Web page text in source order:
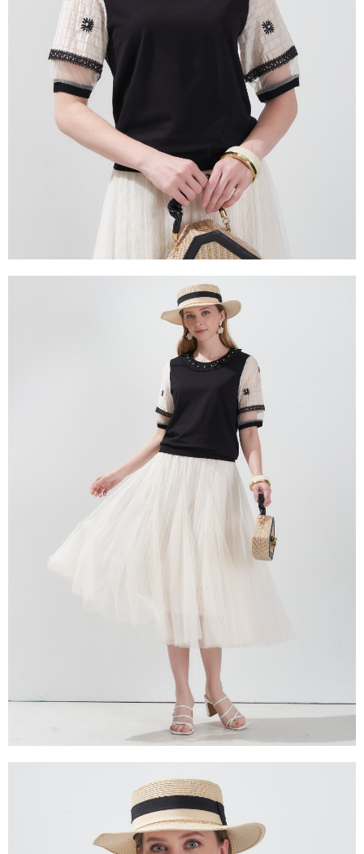
2.基於同意付款使用「大哥付你分期」之契約關係目的，商店將以您的個人
資料（包含姓名、電話或地址）提供予台灣大哥大進項蒐集、處理及利用，
由本公司與您本人進行分期帳單所需資料之確認、核對及更正。
3.完整用戶服務條款，請詳閱以下連結：
https://oppay.tw/userRule
後付繳納相關費用。
※ 交易是否成功請以「AFTEE先享後付 」之結帳頁面顯示為準，若有關於
是否繳費成功／繳費後需取消欲退款等相關疑問，請聯繫「AFTEE先享後付
客戶支援中心」 https://netprotections.freshdesk.com/support/home
【注意事項】
１．透過由恩沛科技股份有限公司提供之「AFTEE先享後付」服務完成之交
易，需依本服務之必要範圍內提供個人資料，並將交易相關給付款項請求債
權轉讓予恩沛科技股份有限公司。
２．關於個人資料處理事宜，請瀏覽以下網址：
https://aftee.tw/terms/#terms3
３．未成年的使用者請事先徵得法定代理人或監護人之同意方可使用
「AFTEE先享後付」，若未經同意申辦者引起之損失，本公司不負相關責
４．使用「AFTEE先享後付」時，將依據個別帳號之用戶狀況，依本公司即
時審查核予不同之上限額度；若仍有額度不足之情形，本公司將視審查結果
５．嚴禁一人註冊多個帳號或使用他人資訊註冊。若發現惡意使用之情形，